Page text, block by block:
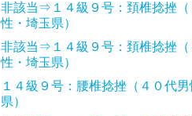
非該当⇒１４級９号：頚椎捻挫（
性・埼玉県）
非該当⇒１４級９号：頚椎捻挫（
性・埼玉県）
１４級９号：腰椎捻挫（４０代
県）